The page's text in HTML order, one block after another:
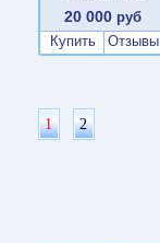
20 000 руб
Купить
Отзывы
1 2